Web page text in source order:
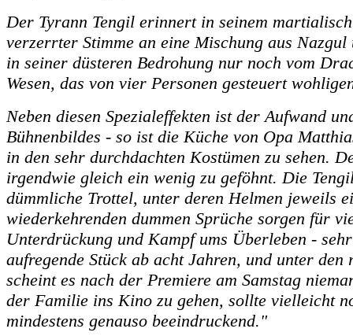
Der Tyrann Tengil erinnert in seinem
verzerrter Stimme an eine Mischung aus
in seiner düsteren Bedrohung nur noch vom
Wesen, das von vier Personen gesteuert
Neben diesen Spezialeffekten ist der Aufwand
Bühnenbildes - so ist die Küche von Opa
in den sehr durchdachten Kostümen zu sehen.
irgendwie gleich ein wenig zu geföhnt. Die
dümmliche Trottel, unter deren Helmen jeweils
wiederkehrenden dummen Sprüche sorgen für
Unterdrückung und Kampf ums Überleben -
aufregende Stück ab acht Jahren, und unter
scheint es nach der Premiere am Samstag
der Familie ins Kino zu gehen, sollte vielleicht
mindestens genauso beeindruckend."